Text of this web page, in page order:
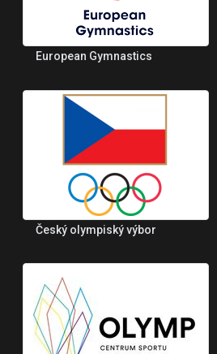
European Gymnastics
Český olympiský výbor